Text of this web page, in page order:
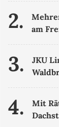
2.
am
3.
JKU
4.
Mit